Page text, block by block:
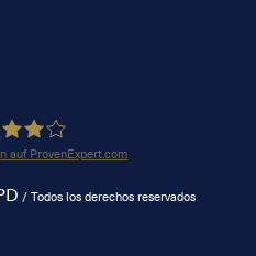
auf ProvenExpert.com
/ Todos los derechos reservados